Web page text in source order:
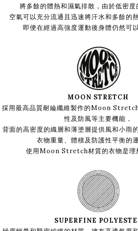
將多餘的體熱和濕氣排散，由於低密度
空氣可以充分流通且迅速將汗水和多餘的
即便在經過高強度運動後身體仍然可
MOON STRETCH
採用最高品質耐綸纖維製作的Moon
性及防風等主要機能，
背面的高密度的織層和薄塗層提供風和小雨
衣物重量、體積及防護性平衡的
使用Moon Stretch材質的衣物是理
SUPERFINE